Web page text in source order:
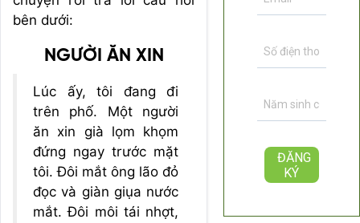
bên dưới:
NGƯỜI ĂN XIN
Lúc ấy, tôi đang đi
trên phố. Một người
ăn xin già lọm khọm
đứng ngay trước mặt
tôi. Đôi mắt ông lão đỏ
đọc và giàn giụa nước
mắt. Đôi môi tái nhợt,